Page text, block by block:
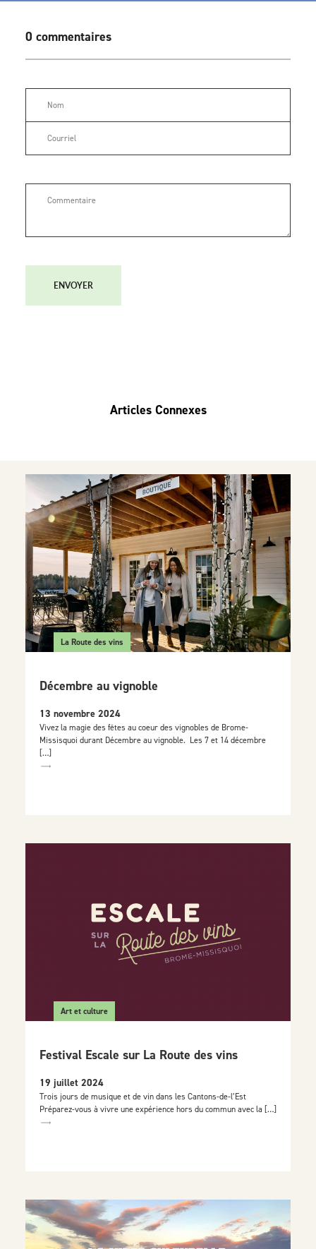
0 commentaires
ENVOYER
Articles Connexes
La Route des vins
Décembre au vignoble
13 novembre 2024
Vivez la magie des fêtes au coeur des vignobles de Brome-
Missisquoi durant Décembre au vignoble. Les 7 et 14 décembre
[…]
Art et culture
Festival Escale sur La Route des vins
19 juillet 2024
Trois jours de musique et de vin dans les Cantons-de-l’Est
Préparez-vous à vivre une expérience hors du commun avec la […]